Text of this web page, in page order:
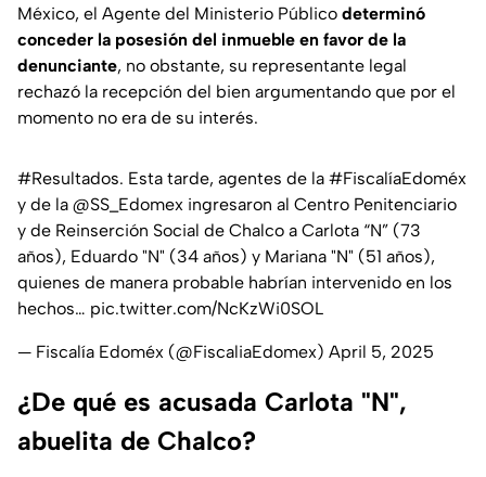
México, el Agente del Ministerio Público determinó
conceder la posesión del inmueble en favor de la
denunciante, no obstante, su representante legal
rechazó la recepción del bien argumentando que por el
momento no era de su interés.
#Resultados. Esta tarde, agentes de la #FiscalíaEdoméx
y de la @SS_Edomex ingresaron al Centro Penitenciario
y de Reinserción Social de Chalco a Carlota “N” (73
años), Eduardo "N" (34 años) y Mariana "N" (51 años),
quienes de manera probable habrían intervenido en los
hechos… pic.twitter.com/NcKzWi0SOL
— Fiscalía Edoméx (@FiscaliaEdomex) April 5, 2025
¿De qué es acusada Carlota "N",
abuelita de Chalco?